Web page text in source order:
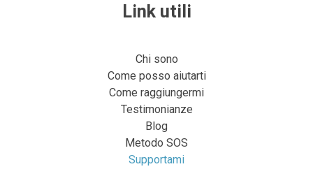
Link utili
Chi sono
Come posso aiutarti
Come raggiungermi
Testimonianze
Blog
Metodo SOS
Supportami